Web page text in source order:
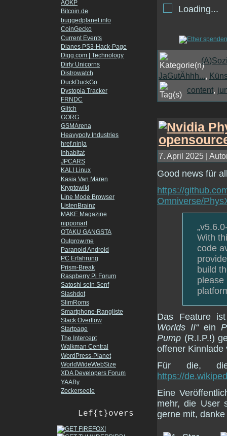
AOKP
Bitcoin.de
buggedplanet.info
CoinGecko
Current Events
Dianes PS3-Hack-Page
Digg.com | Technology
Dirty Unicorns
Distrowatch
DuckDuckGo
Dystopia Tracker
FRNDC
Glitch
GORG
GSMArena
Heavypoly Industries
href.ninja
Inhabitat
JPCARS
KALI Linux
Kasia Van Maren
Kryptowiki
Line Mode Browser
ListenBrainz
MAKE Magazine
nipponart
OTAKU GANGSTA
Outgrow.me
Paranoid Android
PC Erfahrung
Prism-Break
Raspberry Pi Forum
Satoshi sein Senf
Slashdot
SlimRoms
Smartphone-Rangliste
Stack Overflow
Startpage
The Intercept
Walkman Central
WordPress-Planet
WorldWideWebSize
XDA Developers Forum
YAABy
Zockerseele
Lef{t}overs
Loading...
JaGutÄhhh...
content
7. April 2025 |
Good news für
https://
Omniverse/
With
code
build
please
Das Feature
Worlds II“ein
Pump (R.I.P.!)
offener Kinnlade
Für die,
https://
Eine
mehr, die User
gerne mit,